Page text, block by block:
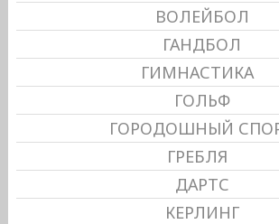
ВОЛЕЙБОЛ
ГАНДБОЛ
ГИМНАСТИКА
ГОЛЬФ
ГОРОДОШНЫЙ
ГРЕБЛЯ
ДАРТС
КЕРЛИНГ